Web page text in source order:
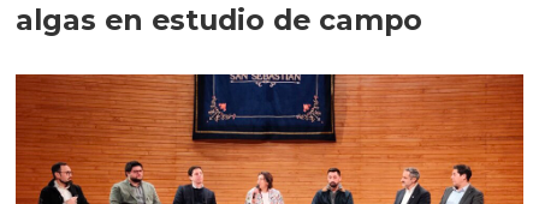
algas en estudio de campo